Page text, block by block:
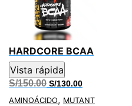
HARDCORE BCAA
Vista rápida
S/150.00 El
original
S/130.00El
actual
AMINOÁCIDO, MUTANT